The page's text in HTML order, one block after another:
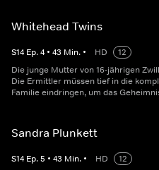
Whitehead Twins
S14 Ep.4 • 43 Min. • HD
12
Die junge Mutter von 16-jährigen
Die Ermittler müssen tief in die
Familie eindringen, um das
Sandra Plunkett
S14 Ep.5 • 43 Min. • HD
12